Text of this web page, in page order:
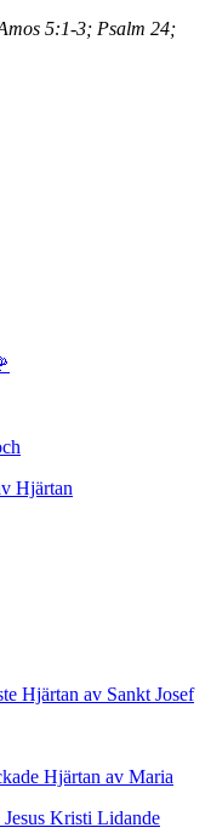
5:1-3; Psalm 24;
Hjärtan
Hjärtan av Sankt Josef
Hjärtan av Maria
Kristi Lidande